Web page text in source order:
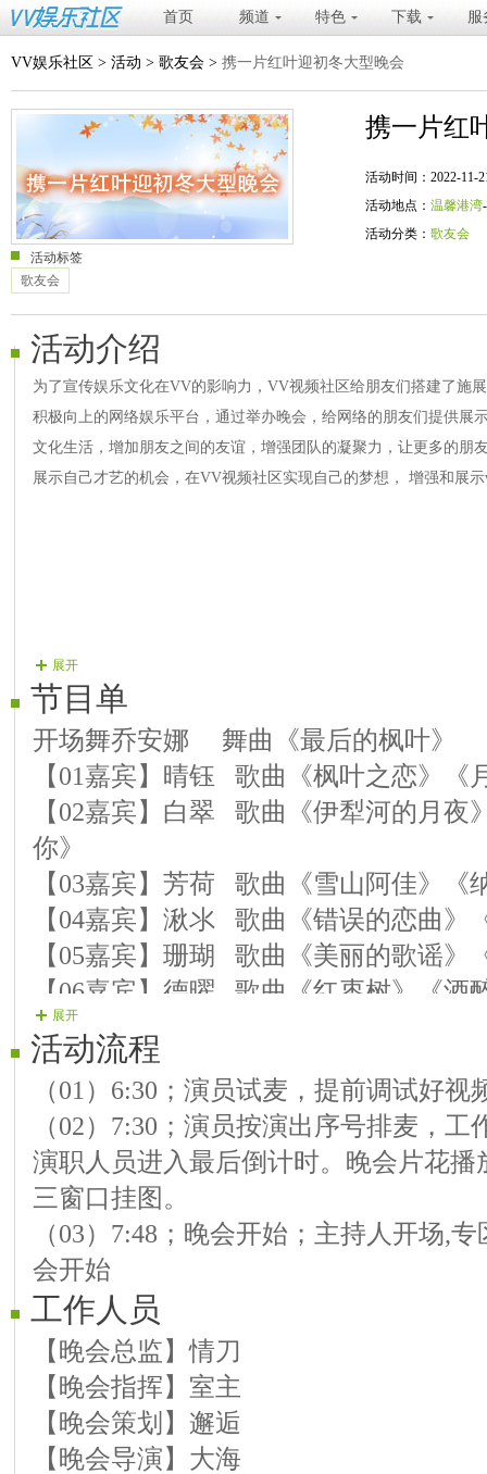
首页 频道 特色 下载 服
VV娱乐社区 > 活动 > 歌友会 > 携一片红叶迎初冬大型晚会
携一片红
活动时间：2022-11-
活动地点： 温馨港湾
活动分类： 歌友会
活动标签
歌友会
活动介绍
为了宣传娱乐文化在VV的影响力，VV视频社区给朋友们搭建了施
积极向上的网络娱乐平台，通过举办晚会，给网络的朋友们提供展
文化生活，增加朋友之间的友谊，增强团队的凝聚力，让更多的朋
展示自己才艺的机会，在VV视频社区实现自己的梦想， 增强和展
展开
节目单
开场舞乔安娜 舞曲《最后的枫叶》
【01嘉宾】晴钰 歌曲《枫叶之恋》《
【02嘉宾】白翠 歌曲《伊犁河的月夜
你》
【03嘉宾】芳荷 歌曲《雪山阿佳》《
【04嘉宾】湫氺 歌曲《错误的恋曲》
【05嘉宾】珊瑚 歌曲《美丽的歌谣》
【06嘉宾】德曜 歌曲《红枣树》《酒
【07嘉宾】梦凡 歌曲《今生遇见你》
【08嘉宾】乾坤 排箫 《在那银色的月
风吹》
【09嘉宾】水芙蓉 歌曲《我愿意》、
心》
【10嘉宾】梦蕊 歌曲《你的思念我的
圆》
【11嘉宾】运鹏 歌曲《美酒加咖啡》
【12嘉宾】紫真 歌曲《小背篓》《天
展开
活动流程
（01）6:30；演员试麦，提前调试好视
（02）7:30；演员按演出序号排麦，
演职人员进入最后倒计时。晚会片花
三窗口挂图。
（03）7:48；晚会开始；主持人开场,
会开始
工作人员
【晚会总监】情刀
【晚会指挥】室主
【晚会策划】邂逅
【晚会导演】大海